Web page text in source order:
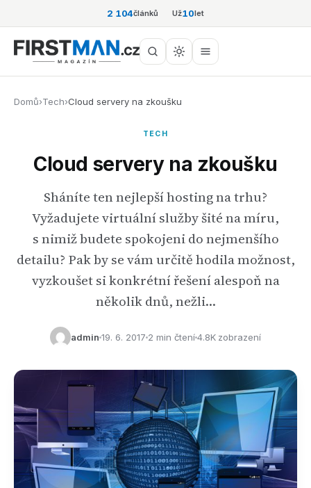
2 104článků Už10let
Domů›Tech›Cloud servery na zkoušku
TECH
Cloud servery na zkoušku
Sháníte ten nejlepší hosting na trhu?
Vyžadujete virtuální služby šité na míru,
s nimiž budete spokojeni do nejmenšího
detailu? Pak by se vám určitě hodila možnost,
vyzkoušet si konkrétní řešení alespoň na
několik dnů, nežli…
admin 19. 6. 2017 2 min čtení4.8K zobrazení